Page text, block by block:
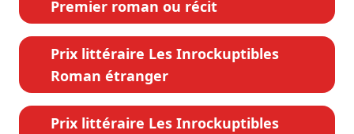
Premier roman ou récit
Prix littéraire Les Inrockuptibles
Roman étranger
Prix littéraire Les Inrockuptibles